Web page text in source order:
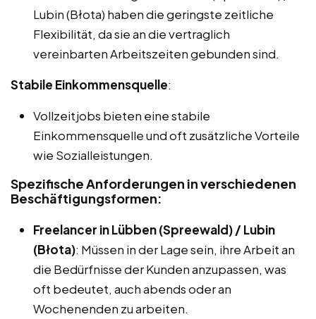
Lubin (Błota) haben die geringste zeitliche
Flexibilität, da sie an die vertraglich
vereinbarten Arbeitszeiten gebunden sind.
Stabile Einkommensquelle:
Vollzeitjobs bieten eine stabile
Einkommensquelle und oft zusätzliche Vorteile
wie Sozialleistungen.
Spezifische Anforderungen in verschiedenen
Beschäftigungsformen:
Freelancer in Lübben (Spreewald) / Lubin
(Błota): Müssen in der Lage sein, ihre Arbeit an
die Bedürfnisse der Kunden anzupassen, was
oft bedeutet, auch abends oder an
Wochenenden zu arbeiten.